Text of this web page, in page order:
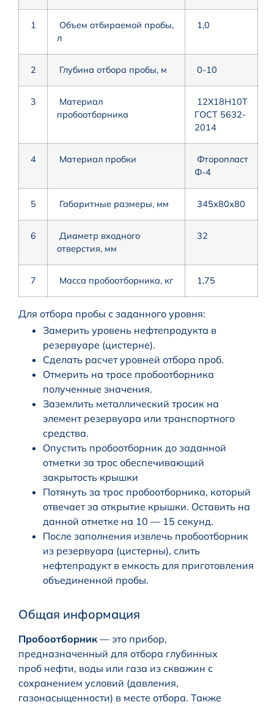
1
Объем отбираемой пробы,
л
1,0
2 Глубина отбора пробы, м 0-10
3
Материал
пробоотборника
12Х18Н10Т
ГОСТ 5632-
2014
4 Материал пробки
Фторопласт
Ф-4
5 Габаритные размеры, мм 345х80х80
6
Диаметр входного
отверстия, мм
32
7 Масса пробоотборника, кг 1,75
Для отбора пробы с заданного уровня:
Замерить уровень нефтепродукта в
резервуаре (цистерне).
Сделать расчет уровней отбора проб.
Отмерить на тросе пробоотборника
полученные значения.
Заземлить металлический тросик на
элемент резервуара или транспортного
средства.
Опустить пробоотборник до заданной
отметки за трос обеспечивающий
закрытость крышки
Потянуть за трос пробоотборника, который
отвечает за открытие крышки. Оставить на
данной отметке на 10 — 15 секунд.
После заполнения извлечь пробоотборник
из резервуара (цистерны), слить
нефтепродукт в емкость для приготовления
объединенной пробы.
Общая информация
Пробоотборник — это прибор,
предназначенный для отбора глубинных
проб нефти, воды или газа из скважин с
сохранением условий (давления,
газонасыщенности) в месте отбора. Также